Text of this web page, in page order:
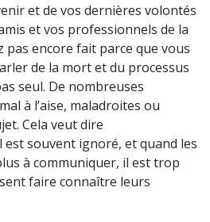
et de vos dernières volontés
et vos professionnels de la
pas encore fait parce que vous
de la mort et du processus
seul. De nombreuses
à l’aise, maladroites ou
Cela veut dire
est souvent ignoré, et quand les
à communiquer, il est trop
faire connaître leurs